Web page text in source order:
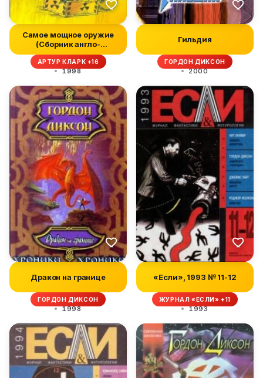
Самое мощное оружие
(Сборник англо-
американской фа...
АРТУР КЛАРК +16
1998
Гильдия
ГОРДОН ДИКСОН
2000
Дракон на границе
ГОРДОН ДИКСОН
1998
«Если», 1993 № 11-12
ЖУРНАЛ «ЕСЛИ» +11
1993